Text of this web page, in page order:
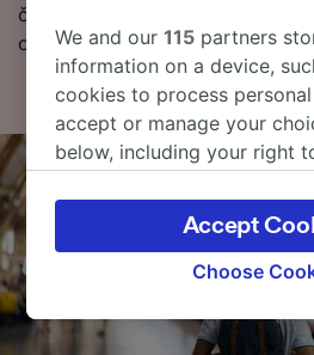
často kladené otázky, včetně
odjezdů vlaků.
We and our115 partners
information on a device,
cookies to process
accept or manage your
below, including your right
the privacy policy page.
signaled to our partners
browsing data. Your data
track you.
Choose
Accept